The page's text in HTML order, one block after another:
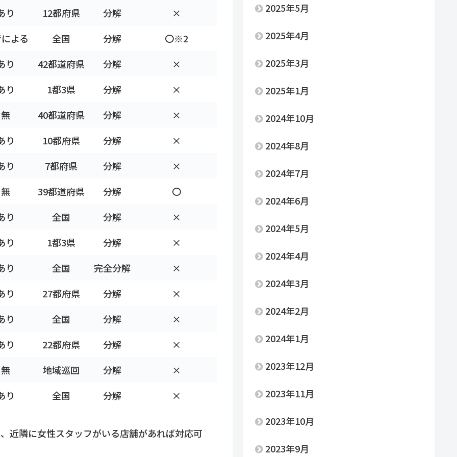
り 12都府県 分解
×
よる
全国 分解
〇※2
り
42都道府県 分解
×
り
1都3県 分解
×
無
40都道府県 分解
×
り
10都府県 分解
×
り
7都府県 分解
×
無
39都道府県 分解
〇
り
全国 分解
×
り
1都3県 分解
×
り
全国 完全分解
×
り
27都府県 分解
×
り
全国 分解
×
り
22都府県 分解
×
無
地域巡回 分解
×
り
全国 分解 ×
近隣に女性スタッフがいる店舗があれば対応可
2025年5月
2025年4月
2025年3月
2025年1月
2024年10月
2024年8月
2024年7月
2024年6月
2024年5月
2024年4月
2024年3月
2024年2月
2024年1月
2023年12月
2023年11月
2023年10月
2023年9月